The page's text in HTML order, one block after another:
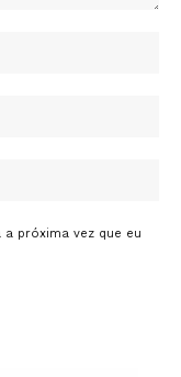
a próxima vez que eu